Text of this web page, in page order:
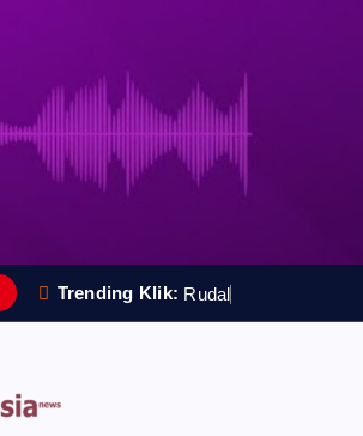
Trending Klik: Rudal